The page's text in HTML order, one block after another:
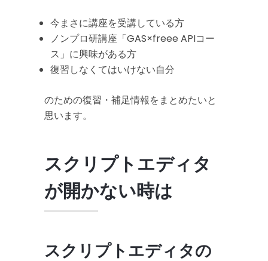
今まさに講座を受講している方
ノンプロ研講座「GAS×freee APIコー
ス」に興味がある方
復習しなくてはいけない自分
のための復習・補足情報をまとめたいと
思います。
スクリプトエディタ
が開かない時は
スクリプトエディタの